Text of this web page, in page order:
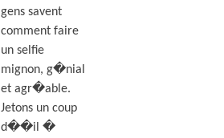
gens savent
comment faire
un selfie
mignon, g�nial
et agr�able.
Jetons un coup
d��il �